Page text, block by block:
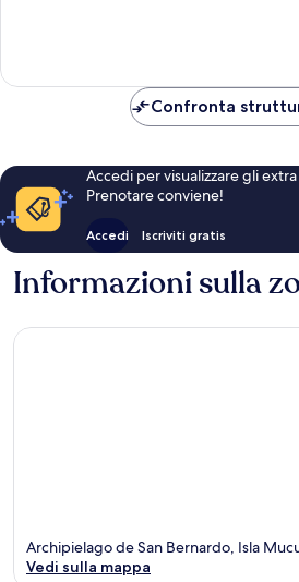
Confronta
Accedi per visualizzare gli
Prenotare conviene!
Accedi Iscriviti gratis
Informazioni sulla
Archipielago de San Bernardo, Isla
Vedi sulla mappa